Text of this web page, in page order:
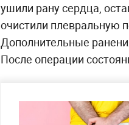
ушили рану сердца,
очистили плевральную
Дополнительные
После операции